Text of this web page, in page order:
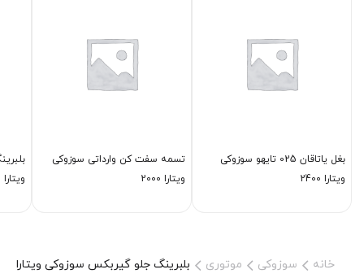
بغل یاتاقان 025 تایهو سوزوکی
ویتارا 2400
تسمه سفت كن وارداتی سوزوکی
ویتارا 2000
ویتارا
خانه سوزوکی موتوری بلبرینگ جلو گیربكس سوزوکی ویتارا